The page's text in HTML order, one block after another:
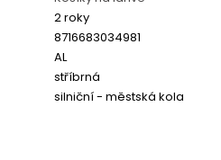
2 roky
8716683034981
AL
stříbrná
silniční - městská kola
ESKA SKLÁDAČKA - REDESIGN URBAN
BIKE BY WAKARY
19 400 Kč